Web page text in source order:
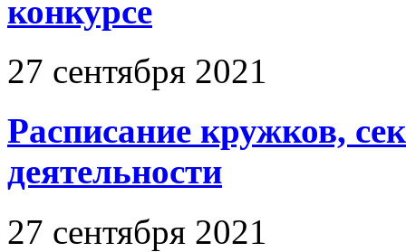
конкурсе
27 сентября 2021
Расписание кружков,
деятельности
27 сентября 2021